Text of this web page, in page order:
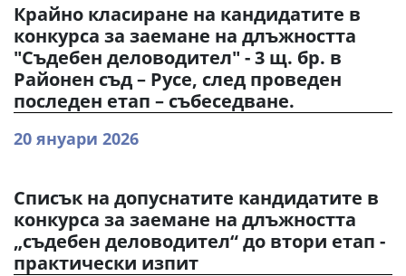
Крайно класиране на кандидатите в
конкурса за заемане на длъжността
"Съдебен деловодител" - 3 щ. бр. в
Районен съд – Русе, след проведен
последен етап – събеседване.
20 януари 2026
Списък на допуснатите кандидатите в
конкурса за заемане на длъжността
„съдебен деловодител“ до втори етап -
практически изпит